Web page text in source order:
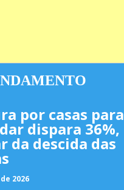
por casas para
dispara 36%,
da descida das
2026